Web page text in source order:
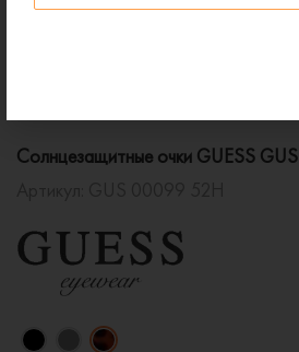
Солнцезащитные очки GUESS